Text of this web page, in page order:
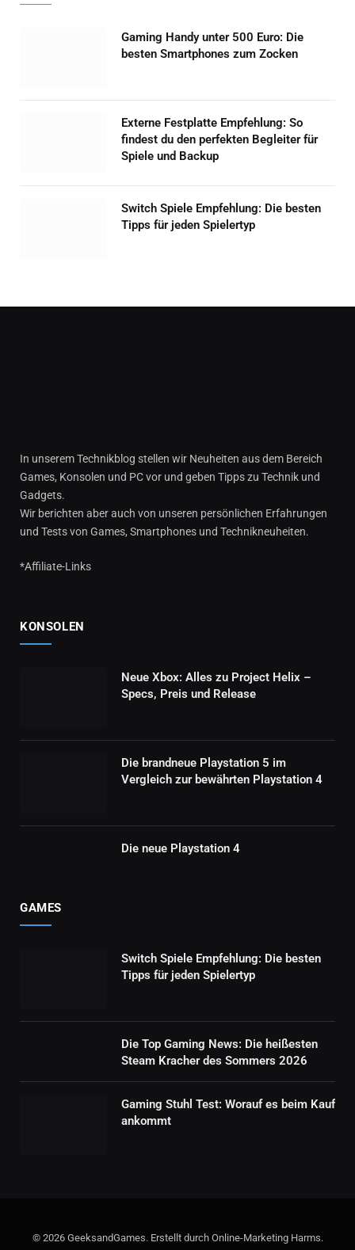
Gaming Handy unter 500 Euro: Die
besten Smartphones zum Zocken
Externe Festplatte Empfehlung: So
findest du den perfekten Begleiter für
Spiele und Backup
Switch Spiele Empfehlung: Die besten
Tipps für jeden Spielertyp
In unserem Technikblog stellen wir Neuheiten aus dem Bereich
Games, Konsolen und PC vor und geben Tipps zu Technik und
Gadgets.
Wir berichten aber auch von unseren persönlichen Erfahrungen
und Tests von Games, Smartphones und Technikneuheiten.
*Affiliate-Links
KONSOLEN
Neue Xbox: Alles zu Project Helix –
Specs, Preis und Release
Die brandneue Playstation 5 im
Vergleich zur bewährten Playstation 4
Die neue Playstation 4
GAMES
Switch Spiele Empfehlung: Die besten
Tipps für jeden Spielertyp
Die Top Gaming News: Die heißesten
Steam Kracher des Sommers 2026
Gaming Stuhl Test: Worauf es beim Kauf
ankommt
© 2026 GeeksandGames. Erstellt durch Online-Marketing Harms.